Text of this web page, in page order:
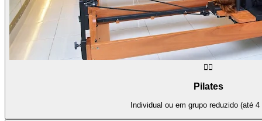
🧘‍♀️
Pilates
Individual ou em grupo reduzido (até 4